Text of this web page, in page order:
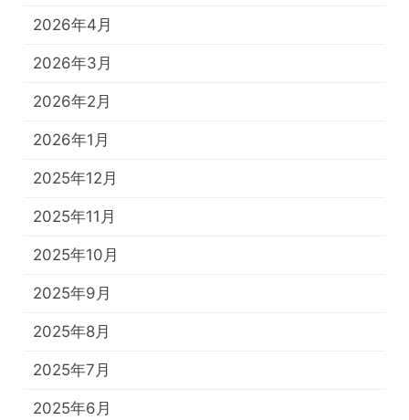
2026年4月
2026年3月
2026年2月
2026年1月
2025年12月
2025年11月
2025年10月
2025年9月
2025年8月
2025年7月
2025年6月